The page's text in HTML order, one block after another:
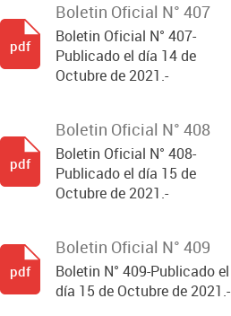
Boletin Oficial N° 407
Boletin Oficial N° 407-
Publicado el día 14 de
Octubre de 2021.-
pdf
Boletin Oficial N° 408
Boletin Oficial N° 408-
Publicado el día 15 de
Octubre de 2021.-
pdf
Boletin Oficial N° 409
Boletin N° 409-Publicado el
día 15 de Octubre de 2021.-
pdf